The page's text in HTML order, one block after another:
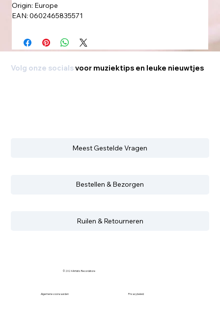
Origin: Europe
EAN: 0602465835571
Volg onze socialsvoor muziektips en leuke nieuwtjes
Meest Gestelde Vragen
Bestellen & Bezorgen
Ruilen & Retourneren
Algemene voorwaarden Privacybeleid
© 2024 Artistic Recordstore